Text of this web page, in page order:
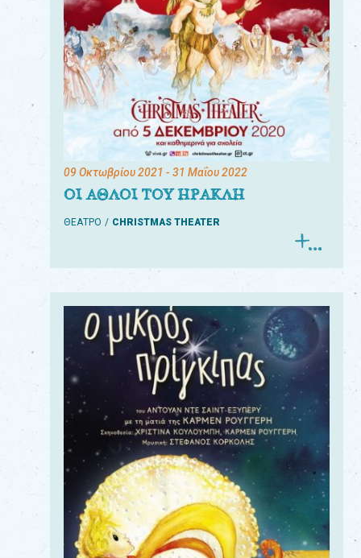
09 Οκτωβρίου 2021 - 31 Μαΐου 2022
ΟΙ ΑΘΛΟΙ ΤΟΥ ΗΡΑΚΛΗ
ΘΕΑΤΡΟ CHRISTMAS THEATER